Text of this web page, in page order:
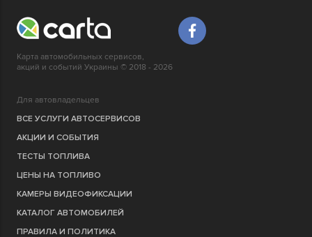
Карта автомобильных сервисов,
акций и событий Украины © 2018 - 2026
Для автовладельцев
ВСЕ УСЛУГИ АВТОСЕРВИСОВ
АКЦИИ И СОБЫТИЯ
ТЕСТЫ ТОПЛИВА
ЦЕНЫ НА ТОПЛИВО
КАМЕРЫ ВИДЕОФИКСАЦИИ
КАТАЛОГ АВТОМОБИЛЕЙ
ПРАВИЛА И ПОЛИТИКА